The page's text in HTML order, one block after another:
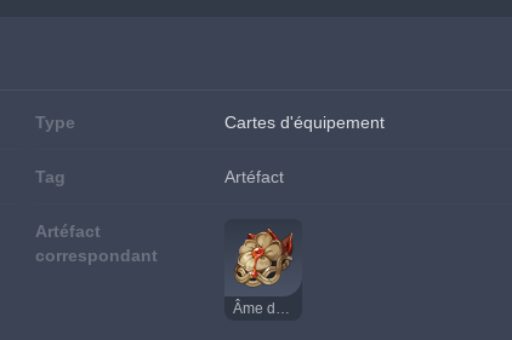
Type Cartes d'équipement
Tag Artéfact
Artéfact
correspondant
Âme des profondeurs